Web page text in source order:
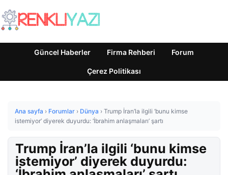
Güncel Haberler Firma Rehberi Forum
Çerez Politikası
Ana sayfa › Forumlar › Dünya › Trump İran’la ilgili ‘bunu kimse
istemiyor’ diyerek duyurdu: ‘İbrahim anlaşmaları’ şartı
Trump İran’la ilgili ‘bunu kimse
istemiyor’ diyerek duyurdu: